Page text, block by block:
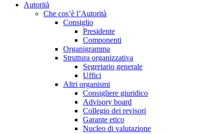
Autorità
Che cos’è l’Autorità
Consiglio
Presidente
Componenti
Organigramma
Struttura organizzativa
Segretario generale
Uffici
Altri organismi
Consigliere giuridico
Advisory board
Collegio dei revisori
Garante etico
Nucleo di valutazione